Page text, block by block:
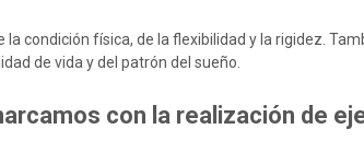
la condición física, de la flexibilidad y la rigidez.
de vida y del patrón del sueño.
con la realización de